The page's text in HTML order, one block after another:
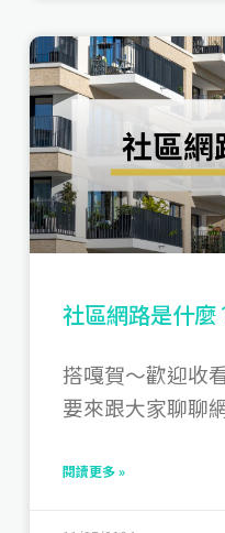
社區網路是什麼
搭嘎賀～歡迎收
要來跟大家聊聊
閱讀更多 »